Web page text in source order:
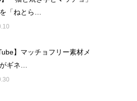
「ねとら…
】マッチョフリー素材メ
ギネ…